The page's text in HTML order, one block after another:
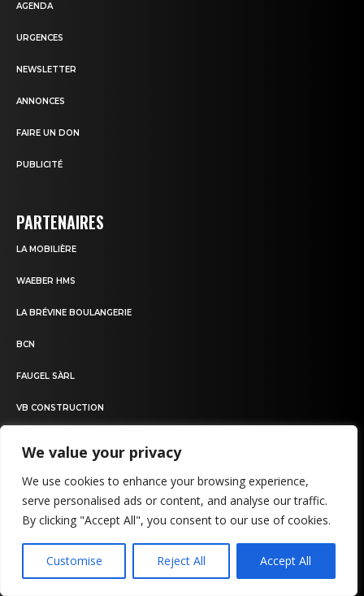
We value your privacy
We use cookies to enhance your browsing experience,
serve personalised ads or content, and analyse our traffic.
By clicking "Accept All", you consent to our use of cookies.
Customise Reject All Accept All
AGENDA
URGENCES
NEWSLETTER
ANNONCES
FAIRE UN DON
PUBLICITÉ
PARTENAIRES
LA MOBILIÈRE
WAEBER HMS
LA BRÉVINE BOULANGERIE
BCN
FAUGEL SÀRL
VB CONSTRUCTION
CONTACT